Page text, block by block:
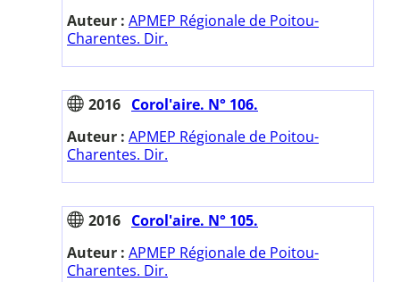
Auteur : APMEP Régionale de Poitou-
Charentes. Dir.
2016 Corol'aire. N° 106.
Auteur : APMEP Régionale de Poitou-
Charentes. Dir.
2016 Corol'aire. N° 105.
Auteur : APMEP Régionale de Poitou-
Charentes. Dir.